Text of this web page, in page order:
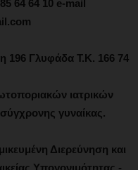
64 64 10 e-mail
196 Γλυφάδα Τ.Κ. 166 74
ιατρικών
γυναίκας.
Διερεύνηση και
Υπογονιμότητας -